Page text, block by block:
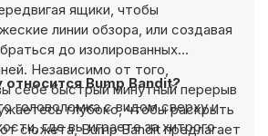
ящики, чтобы
линии обзора, или создавая
до изолированных
Независимо от того,
себе быстрый минутный перерыв
глубоко, чтобы раскрыть
сюжета, Bump Bandit предлагает
Bump Bandit?
головоломка с видом сверху и
где вы играете за хитрого